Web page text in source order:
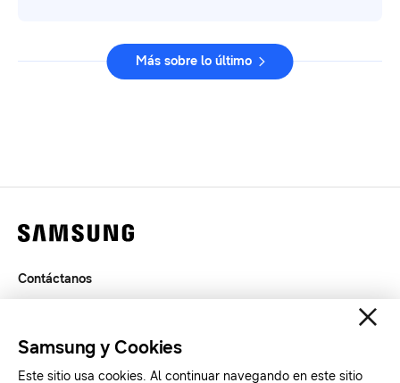
Más sobre lo último
Contáctanos
SAMSUNG.COM
Samsung y Cookies
Este sitio usa cookies. Al continuar navegando en este sitio